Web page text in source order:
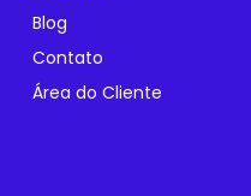
Blog
Contato
Área do Cliente